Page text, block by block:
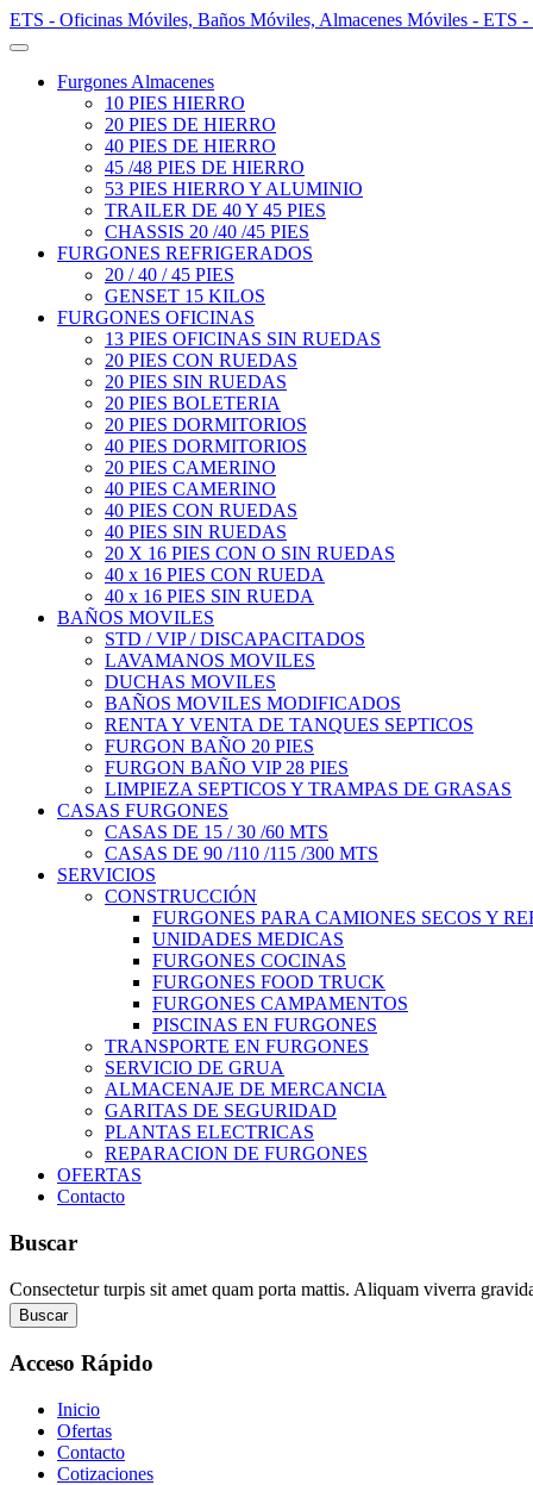
ETS - Oficinas Móviles, Baños Móviles, Almacenes Móviles - ETS
Furgones Almacenes
10 PIES HIERRO
20 PIES DE HIERRO
40 PIES DE HIERRO
45 /48 PIES DE HIERRO
53 PIES HIERRO Y ALUMINIO
TRAILER DE 40 Y 45 PIES
CHASSIS 20 /40 /45 PIES
FURGONES REFRIGERADOS
20 / 40 / 45 PIES
GENSET 15 KILOS
FURGONES OFICINAS
13 PIES OFICINAS SIN RUEDAS
20 PIES CON RUEDAS
20 PIES SIN RUEDAS
20 PIES BOLETERIA
20 PIES DORMITORIOS
40 PIES DORMITORIOS
20 PIES CAMERINO
40 PIES CAMERINO
40 PIES CON RUEDAS
40 PIES SIN RUEDAS
20 X 16 PIES CON O SIN RUEDAS
40 x 16 PIES CON RUEDA
40 x 16 PIES SIN RUEDA
BAÑOS MOVILES
STD / VIP / DISCAPACITADOS
LAVAMANOS MOVILES
DUCHAS MOVILES
BAÑOS MOVILES MODIFICADOS
RENTA Y VENTA DE TANQUES SEPTICOS
FURGON BAÑO 20 PIES
FURGON BAÑO VIP 28 PIES
LIMPIEZA SEPTICOS Y TRAMPAS DE GRASAS
CASAS FURGONES
CASAS DE 15 / 30 /60 MTS
CASAS DE 90 /110 /115 /300 MTS
SERVICIOS
CONSTRUCCIÓN
FURGONES PARA CAMIONES SECOS Y
UNIDADES MEDICAS
FURGONES COCINAS
FURGONES FOOD TRUCK
FURGONES CAMPAMENTOS
PISCINAS EN FURGONES
TRANSPORTE EN FURGONES
SERVICIO DE GRUA
ALMACENAJE DE MERCANCIA
GARITAS DE SEGURIDAD
PLANTAS ELECTRICAS
REPARACION DE FURGONES
OFERTAS
Contacto
Buscar
Consectetur turpis sit amet quam porta mattis. Aliquam viverra
Buscar
Acceso Rápido
Inicio
Ofertas
Contacto
Cotizaciones